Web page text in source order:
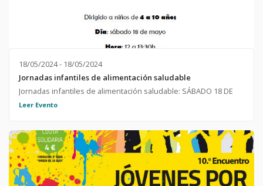
18/05/2024 - 18/05/2024
Jornadas infantiles de alimentación saludable
Jornadas infantiles de alimentación saludable: SÁBADO 18 DE
MAYO DE 12:00 A 13:30
Leer Evento